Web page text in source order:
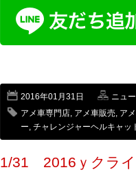
2016年01月31日
ニュ
アメ車専門店, アメ車販売, ア
ー, チャレンジャーヘルキャッ
1/31 2016ｙクラ